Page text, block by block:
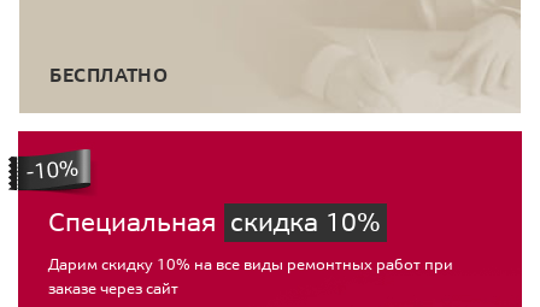
БЕСПЛАТНО
Специальная скидка 10%
Дарим скидку 10% на все виды ремонтных работ при
заказе через сайт